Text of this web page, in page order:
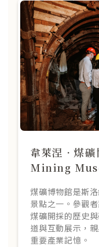
韋萊涅．煤
Mining
煤礦博物館是斯
景點之一。參觀
煤礦開採的歷史
道與互動展示，
重要產業記憶。